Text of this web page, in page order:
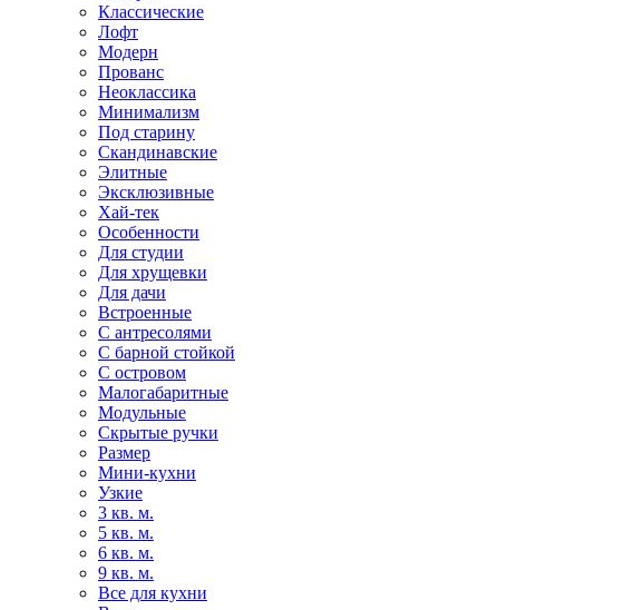
Классические
Лофт
Модерн
Прованс
Неоклассика
Минимализм
Под старину
Скандинавские
Элитные
Эксклюзивные
Хай-тек
Особенности
Для студии
Для хрущевки
Для дачи
Встроенные
С антресолями
С барной стойкой
С островом
Малогабаритные
Модульные
Скрытые ручки
Размер
Мини-кухни
Узкие
3 кв. м.
5 кв. м.
6 кв. м.
9 кв. м.
Все для кухни